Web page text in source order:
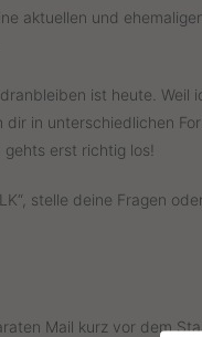
aktuellen und
dranbleiben ist heute.
in unterschiedlichen
gehts erst richtig los!
stelle deine Fragen
Mail kurz vor dem